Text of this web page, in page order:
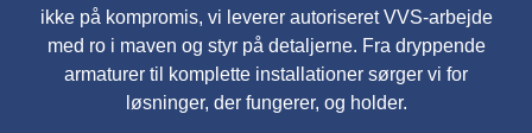
ikke på kompromis, vi leverer autoriseret VVS-arbejde
med ro i maven og styr på detaljerne. Fra dryppende
armaturer til komplette installationer sørger vi for
løsninger, der fungerer, og holder.